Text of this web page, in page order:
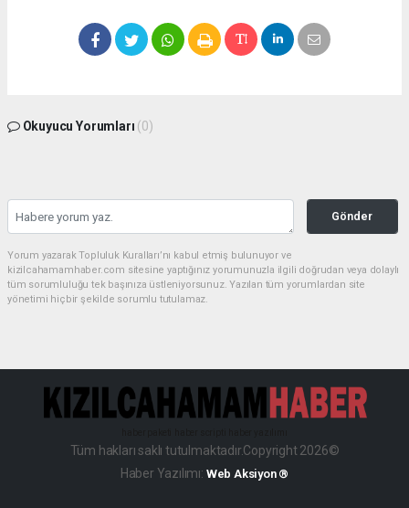
Okuyucu Yorumları (0)
Gönder
Yorum yazarak Topluluk Kuralları’nı kabul etmiş bulunuyor ve
kizilcahamamhaber.com sitesine yaptığınız yorumunuzla ilgili doğrudan veya dolaylı
tüm sorumluluğu tek başınıza üstleniyorsunuz. Yazılan tüm yorumlardan site
yönetimi hiçbir şekilde sorumlu tutulamaz.
Tüm hakları saklı tutulmaktadır.Copyright 2026©
Haber Yazılımı: Web Aksiyon ®